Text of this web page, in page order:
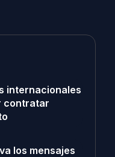
internacionales
contratar
los mensajes